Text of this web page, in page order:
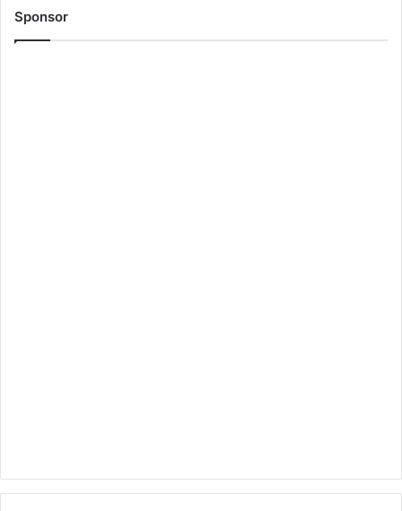
Sponsor